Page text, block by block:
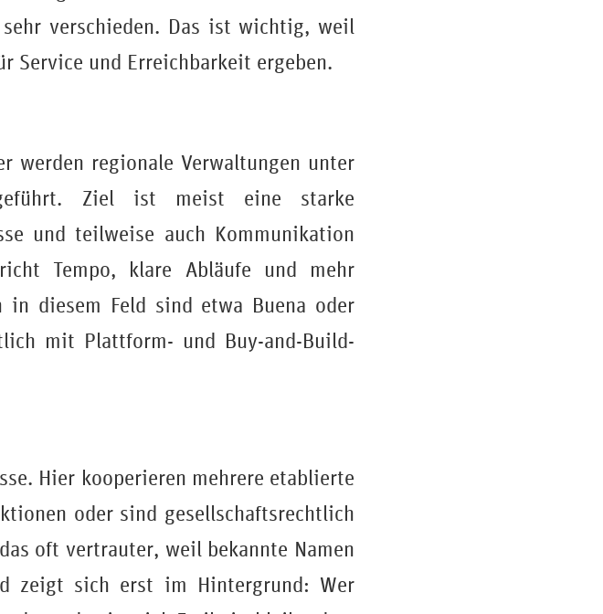
verschieden. Das ist wichtig, weil
Service und Erreichbarkeit ergeben.
werden regionale Verwaltungen unter
Ziel ist meist eine starke
und teilweise auch Kommunikation
Tempo, klare Abläufe und mehr
in diesem Feld sind etwa Buena oder
mit Plattform- und Buy-and-Build-
Hier kooperieren mehrere etablierte
oder sind gesellschaftsrechtlich
oft vertrauter, weil bekannte Namen
zeigt sich erst im Hintergrund: Wer